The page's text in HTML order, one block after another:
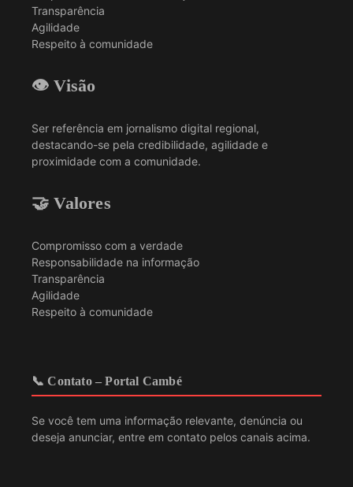
Transparência
Agilidade
Respeito à comunidade
👁️ Visão
Ser referência em jornalismo digital regional,
destacando-se pela credibilidade, agilidade e
proximidade com a comunidade.
🤝 Valores
Compromisso com a verdade
Responsabilidade na informação
Transparência
Agilidade
Respeito à comunidade
📞 Contato – Portal Cambé
Se você tem uma informação relevante, denúncia ou
deseja anunciar, entre em contato pelos canais acima.